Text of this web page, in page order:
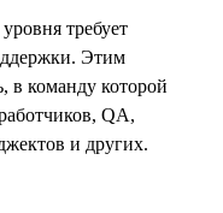
требует
Этим
в команду которой
QA,
и других.